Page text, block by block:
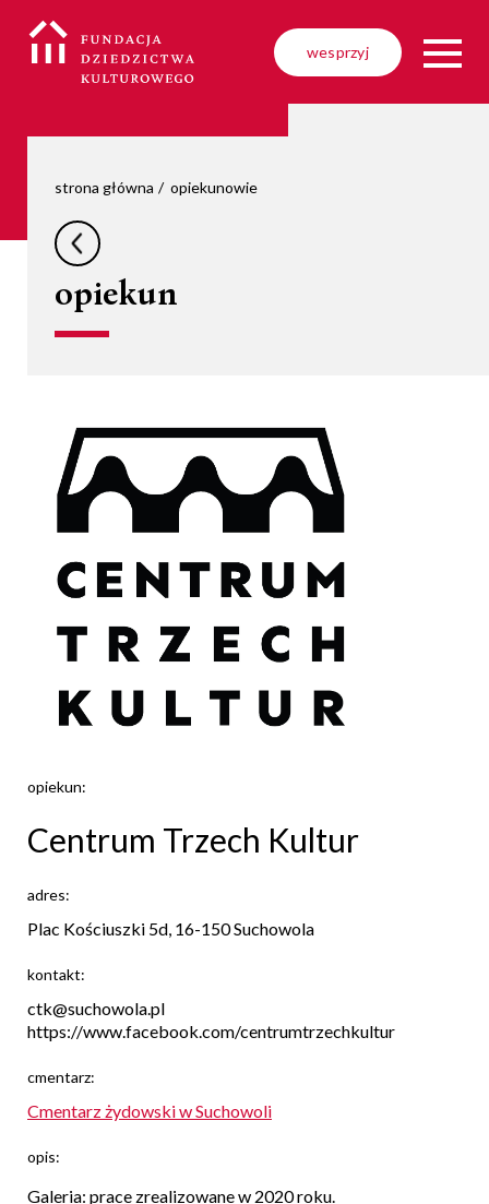
wesprzyj
strona główna opiekunowie
opiekun
opiekun:
Centrum Trzech Kultur
adres:
Plac Kościuszki 5d, 16-150 Suchowola
kontakt:
ctk@suchowola.pl
https://www.facebook.com/centrumtrzechkultur
cmentarz:
Cmentarz żydowski w Suchowoli
opis:
Galeria: prace zrealizowane w 2020 roku.